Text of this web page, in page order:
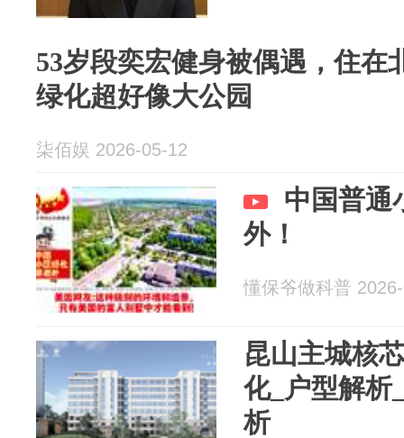
53岁段奕宏健身被偶遇，住在
绿化超好像大公园
柒佰娱 2026-05-12
中国普通
外！
懂保爷做科普
昆山主城核
化_户型解析
析